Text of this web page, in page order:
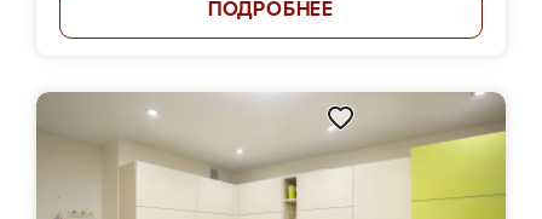
ПОДРОБНЕЕ